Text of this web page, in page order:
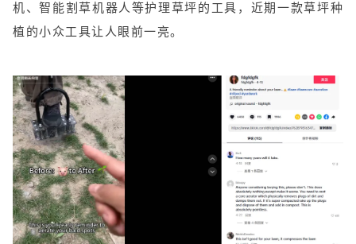
机、智能割草机器人等护理草坪的工具，近期一款草坪种
植的小众工具让人眼前一亮。